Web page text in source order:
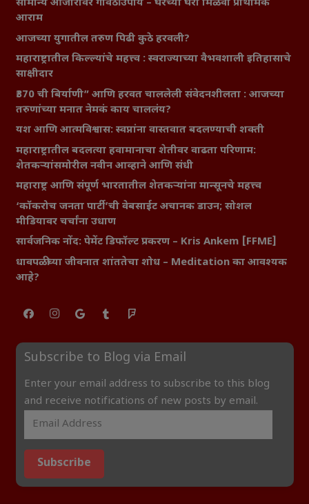
सामान्य आजारांवर गावठी उपाय – घरच्या घरी मिळवा प्राथमिक
आराम
आजच्या युगातील तरुण पिढी कुठे हरवली?
महाराष्ट्रातील किल्ल्यांचे महत्त्व : स्वराज्याच्या वैभवशाली इतिहासाचे
साक्षीदार
₹370 ची बिर्याणी” आणि हरवत चाललेली संवेदनशीलता : आजच्या
तरुणांच्या मनात नेमकं काय चाललंय?
यश आणि आत्मविश्वास: स्वप्नांना वास्तवात बदलण्याची शक्ती
महाराष्ट्रातील बदलत्या हवामानाचा शेतीवर वाढता परिणाम:
शेतकऱ्यांसमोरील नवीन आव्हाने आणि संधी
महाराष्ट्र आणि संपूर्ण भारतातील शेतकऱ्यांना मान्सूनचे महत्त्व
‘कॉकरोच जनता पार्टी’ची वेबसाईट अचानक डाउन; सोशल
मीडियावर चर्चांना उधाण
सार्वजनिक नोंद: पेमेंट डिफॉल्ट प्रकरण – Kris Ankem [FFME]
धावपळीच्या जीवनात शांततेचा शोध – Meditation का आवश्यक
आहे?
Subscribe to Blog via Email
Enter your email address to subscribe to this blog
and receive notifications of new posts by email.
Subscribe